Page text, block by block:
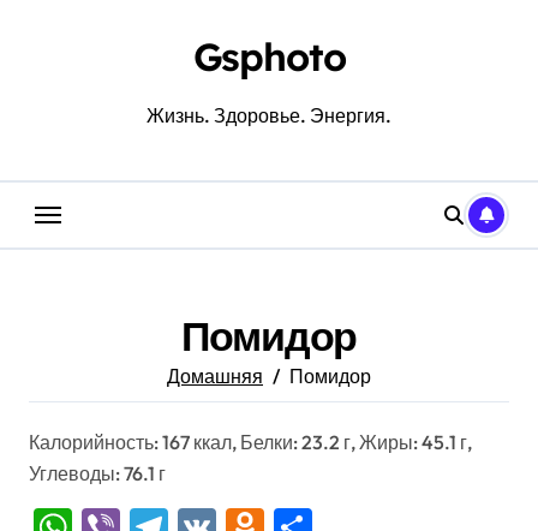
Gsphoto
Жизнь. Здоровье. Энергия.
Помидор
Домашняя Помидор
Калорийность: 167 ккал, Белки: 23.2 г, Жиры: 45.1 г,
Углеводы: 76.1 г